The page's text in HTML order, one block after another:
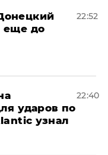
еще до
22:52
ударов по
узнал
22:40